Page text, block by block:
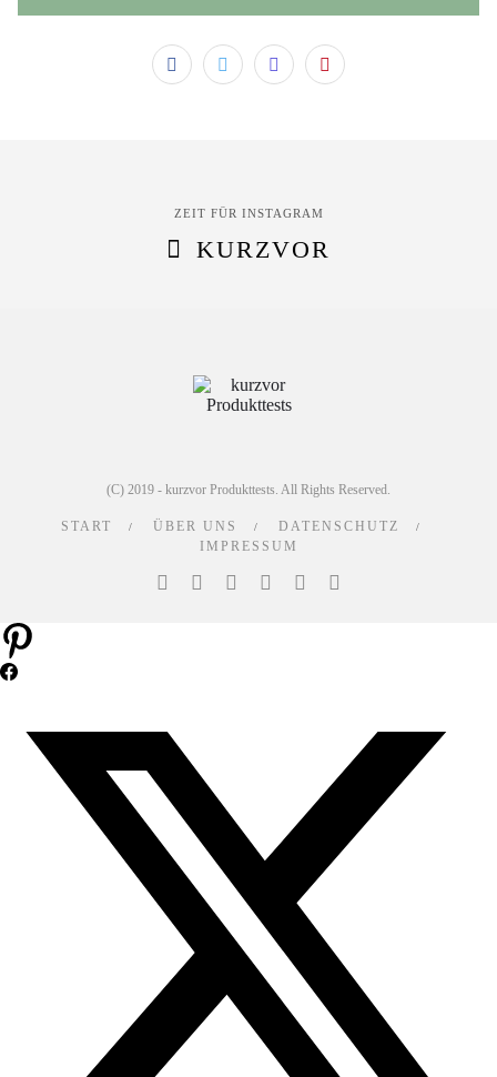
ZEIT FÜR INSTAGRAM
KURZVOR
(C) 2019 - kurzvor Produkttests. All Rights Reserved.
START ÜBER UNS
DATENSCHUTZ
IMPRESSUM